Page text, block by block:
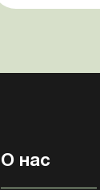
О нас